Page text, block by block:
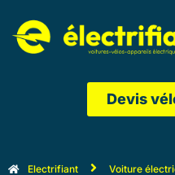
au
contenu
Devis
Electrifiant Voiture